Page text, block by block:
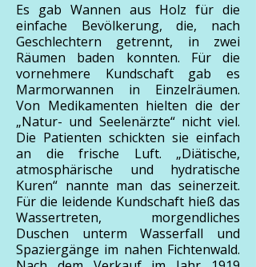
Es gab Wannen aus Holz für die
einfache Bevölkerung, die, nach
Geschlechtern getrennt, in zwei
Räumen baden konnten. Für die
vornehmere Kundschaft gab es
Marmorwannen in Einzelräumen.
Von Medikamenten hielten die der
„Natur- und Seelenärzte“ nicht viel.
Die Patienten schickten sie einfach
an die frische Luft. „Diätische,
atmosphärische und hydratische
Kuren“ nannte man das seinerzeit.
Für die leidende Kundschaft hieß das
Wassertreten, morgendliches
Duschen unterm Wasserfall und
Spaziergänge im nahen Fichtenwald.